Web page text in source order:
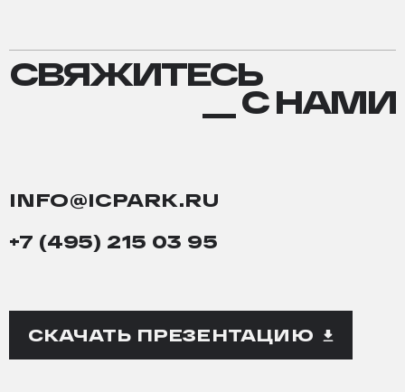
СВЯЖИТЕСЬ
СВЯЖИТЕСЬ
__ С НАМИ
INFO@ICPARK.RU
+7 (495) 215 03 95
СКАЧАТЬ ПРЕЗЕНТАЦИЮ